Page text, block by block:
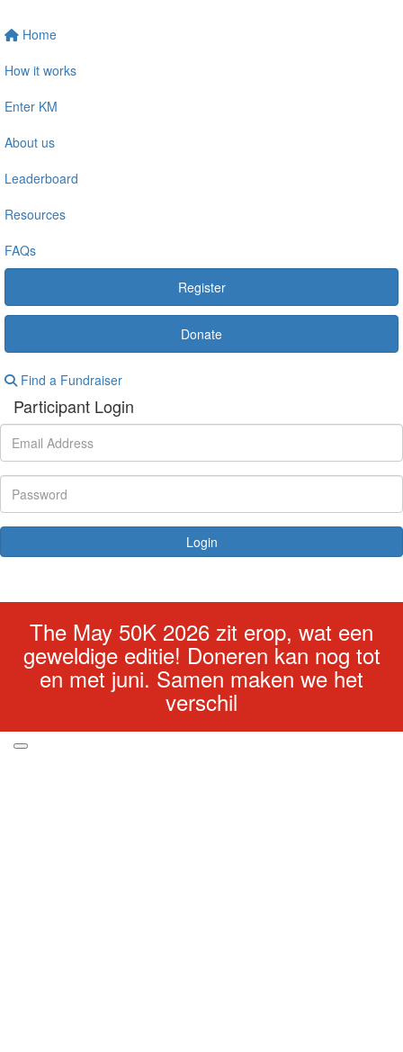
Home
How it works
Enter KM
About us
Leaderboard
Resources
FAQs
Register
Donate
Find a Fundraiser
Participant Login
Login
The May 50K 2026 zit erop, wat een
geweldige editie! Doneren kan nog tot
en met juni. Samen maken we het
verschil